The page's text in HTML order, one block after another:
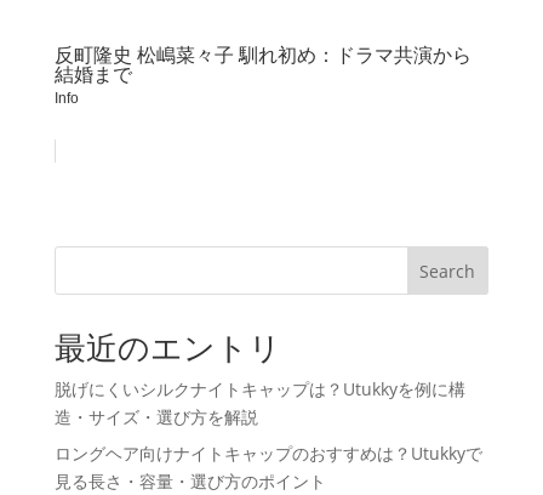
反町隆史 松嶋菜々子 馴れ初め：ドラマ共演から
結婚まで
Info
Search
最近のエントリ
脱げにくいシルクナイトキャップは？Utukkyを例に構
造・サイズ・選び方を解説
ロングヘア向けナイトキャップのおすすめは？Utukkyで
見る長さ・容量・選び方のポイント